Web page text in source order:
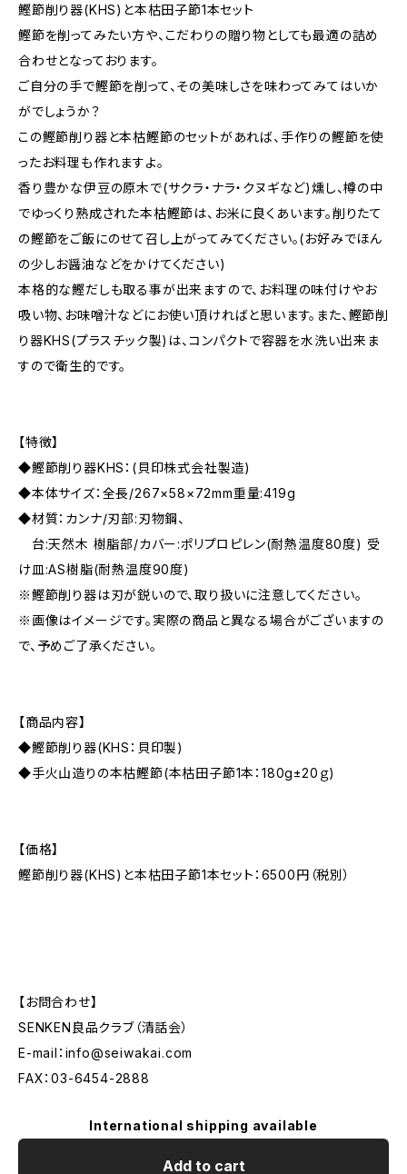
鰹節削り器(KHS)と本枯田子節1本セット
鰹節を削ってみたい方や、こだわりの贈り物としても最適の詰め
合わせとなっております。
ご自分の手で鰹節を削って、その美味しさを味わってみてはいか
がでしょうか？
この鰹節削り器と本枯鰹節のセットがあれば、手作りの鰹節を使
ったお料理も作れますよ。
香り豊かな伊豆の原木で(サクラ・ナラ・クヌギなど)燻し、樽の中
でゆっくり熟成された本枯鰹節は、お米に良くあいます。削りたて
の鰹節をご飯にのせて召し上がってみてください。(お好みでほん
の少しお醤油などをかけてください)
本格的な鰹だしも取る事が出来ますので、お料理の味付けやお
吸い物、お味噌汁などにお使い頂ければと思います。また、鰹節削
り器KHS(プラスチック製)は、コンパクトで容器を水洗い出来ま
すので衛生的です。
【特徴】
◆鰹節削り器KHS：(貝印株式会社製造)
◆本体サイズ：全長/267×58×72mm重量:419g
◆材質：カンナ/刃部:刃物鋼、
台:天然木 樹脂部/カバー:ポリプロピレン(耐熱温度80度) 受
け皿:AS樹脂(耐熱温度90度)
※鰹節削り器は刃が鋭いので、取り扱いに注意してください。
※画像はイメージです。実際の商品と異なる場合がございますの
で、予めご了承ください。
【商品内容】
◆鰹節削り器(KHS：貝印製)
◆手火山造りの本枯鰹節(本枯田子節1本：180g±20ｇ)
【価格】
鰹節削り器(KHS)と本枯田子節1本セット：6500円（税別）
【お問合わせ】
SENKEN良品クラブ（清話会）
E-mail： info@seiwakai.com
FAX：03-6454-2888
International shipping available
Add to cart